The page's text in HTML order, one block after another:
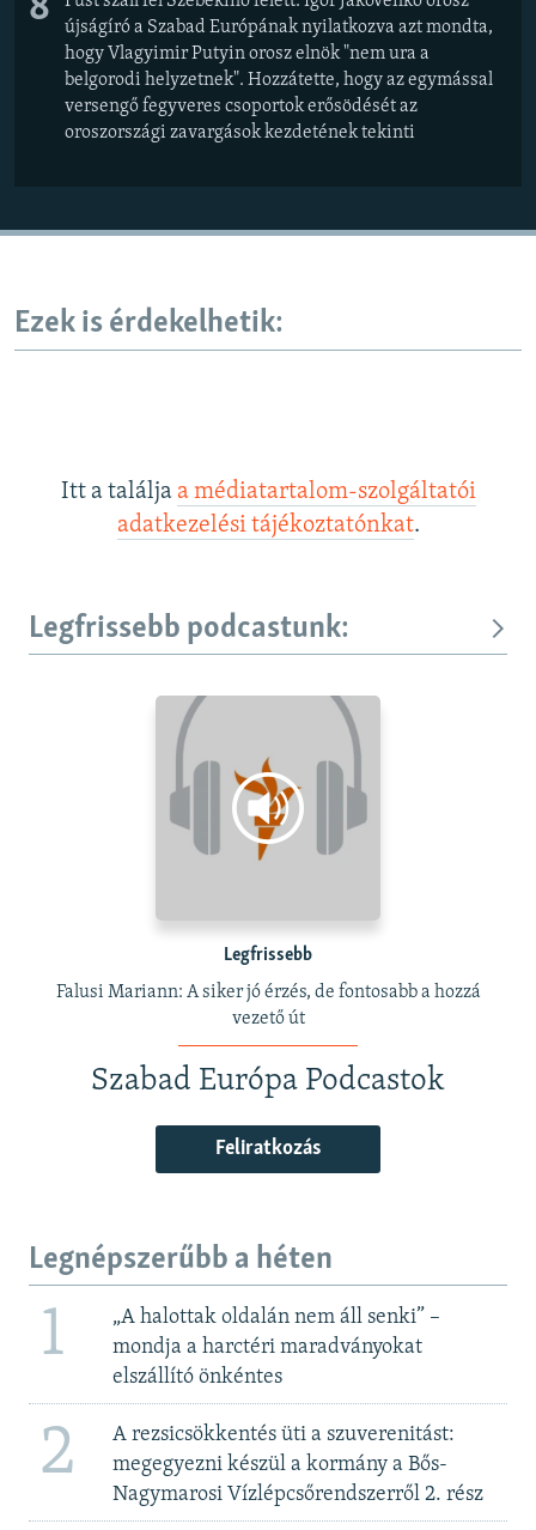
8
újságíró a Szabad Európának nyilatkozva azt mondta,
hogy Vlagyimir Putyin orosz elnök "nem ura a
belgorodi helyzetnek". Hozzátette, hogy az egymással
versengő fegyveres csoportok erősödését az
oroszországi zavargások kezdetének tekinti
Ezek is érdekelhetik:
Itt a találja a médiatartalom-szolgáltatói
adatkezelési tájékoztatónkat.
Legfrissebb podcastunk:
Legfrissebb
Falusi Mariann: A siker jó érzés, de fontosabb a hozzá
vezető út
Szabad Európa Podcastok
Feliratkozás
Legnépszerűbb a héten
1
„A halottak oldalán nem áll senki” –
mondja a harctéri maradványokat
elszállító önkéntes
2
A rezsicsökkentés üti a szuverenitást:
megegyezni készül a kormány a Bős-
Nagymarosi Vízlépcsőrendszerről 2. rész